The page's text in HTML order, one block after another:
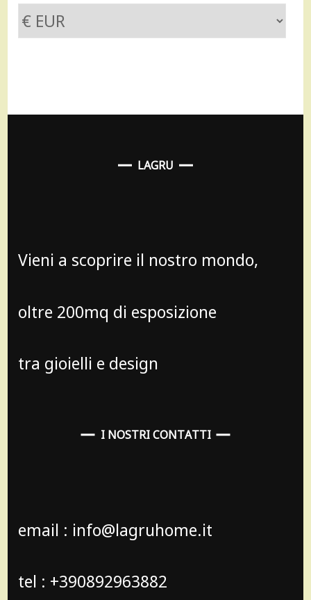
LAGRU
Vieni a scoprire il nostro mondo,
oltre 200mq di esposizione
tra gioielli e design
I NOSTRI CONTATTI
email : info@lagruhome.it
tel : +390892963882